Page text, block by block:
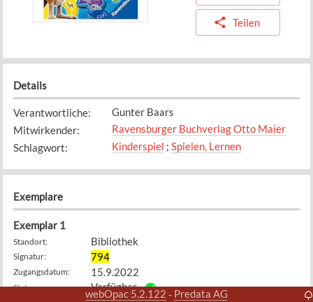
Teilen
Details
Verantwortliche:
Gunter Baars
Mitwirkender:
Ravensburger Buchverlag Otto Maier
Schlagwort: Kinderspiel ; Spielen, Lernen
Exemplare
Exemplar 1
Standort: Bibliothek
Signatur: 794
Zugangsdatum: 15.9.2022
Status: Verfügbar
webOpac 5.2.122 - Predata AG